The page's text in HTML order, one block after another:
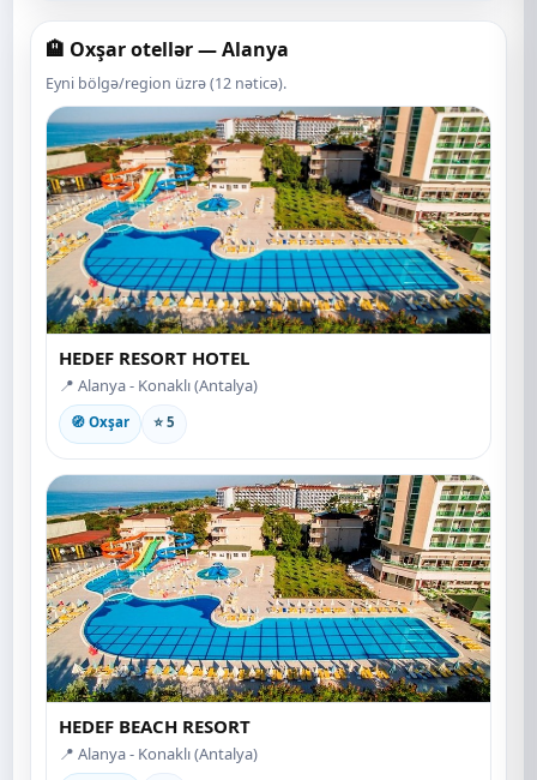
🏨 Oxşar otellər — Alanya
Eyni bölgə/region üzrə (12 nəticə).
HEDEF RESORT HOTEL
📍 Alanya - Konaklı (Antalya)
🧭 Oxşar ⭐ 5
HEDEF BEACH RESORT
📍 Alanya - Konaklı (Antalya)